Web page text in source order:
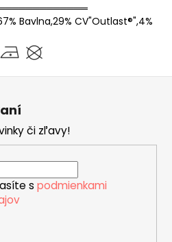
Bavlna,29% CV"Outlast®",4%
či zľavy!
s podmienkami